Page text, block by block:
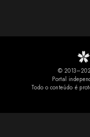
do projeto solo de
repercutiu entre os fãs.
comemoraram a chegada
pediram que outras
disponibilizadas
©
Portal
Todo o conteúdo é